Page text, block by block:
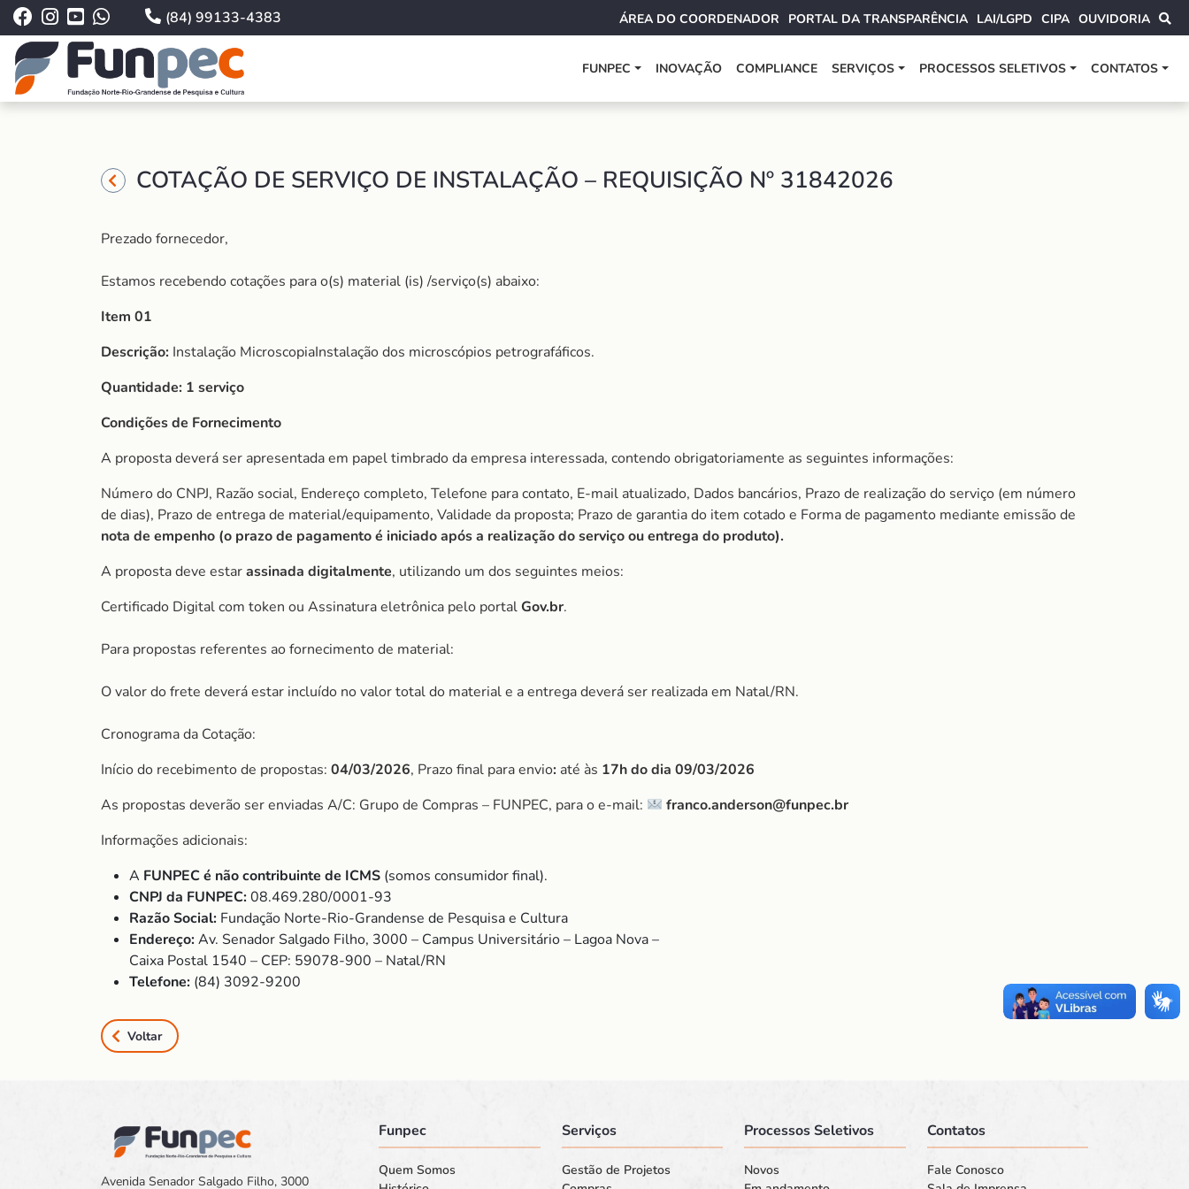
(84) 99133-4383 ÁREA DO COORDENADOR PORTAL DA TRANSPARÊNCIA LAI/LGPD CIPA OUVIDORIA
FUNPEC INOVAÇÃO COMPLIANCE SERVIÇOS PROCESSOS SELETIVOS CONTATOS
COTAÇÃO DE SERVIÇO DE INSTALAÇÃO – REQUISIÇÃO Nº 31842026
Prezado fornecedor,
Estamos recebendo cotações para o(s) material (is) /serviço(s) abaixo:
Item 01
Descrição: Instalação MicroscopiaInstalação dos microscópios petrografáficos.
Quantidade: 1 serviço
Condições de Fornecimento
A proposta deverá ser apresentada em papel timbrado da empresa interessada, contendo obrigatoriamente as seguintes informações:
Número do CNPJ, Razão social, Endereço completo, Telefone para contato, E-mail atualizado, Dados bancários, Prazo de realização do serviço (em número
de dias), Prazo de entrega de material/equipamento, Validade da proposta; Prazo de garantia do item cotado e Forma de pagamento mediante emissão de
nota de empenho (o prazo de pagamento é iniciado após a realização do serviço ou entrega do produto).
A proposta deve estarassinada digitalmente, utilizando um dos seguintes meios:
Certificado Digital com token ou Assinatura eletrônica pelo portalGov.br.
Para propostas referentes ao fornecimento de material:
O valor do frete deverá estar incluído no valor total do material e a entrega deverá ser realizada em Natal/RN.
Cronograma da Cotação:
Início do recebimento de propostas: 04/03/2026, Prazo final para envio: até às 17h do dia 09/03/2026
As propostas deverão ser enviadas A/C: Grupo de Compras – FUNPEC, para o e-mail:
franco.anderson@funpec.br
Informações adicionais:
A FUNPEC é não contribuinte de ICMS (somos consumidor final).
CNPJ da FUNPEC:08.469.280/0001-93
Razão Social: Fundação Norte-Rio-Grandense de Pesquisa e Cultura
Endereço:Av. Senador Salgado Filho, 3000 – Campus Universitário – Lagoa Nova –
Caixa Postal 1540 – CEP: 59078-900 – Natal/RN
Telefone: (84) 3092-9200
Voltar
Avenida Senador Salgado Filho, 3000
Funpec
Quem Somos
Serviços
Gestão de Projetos
Processos Seletivos
Novos
Contatos
Fale Conosco